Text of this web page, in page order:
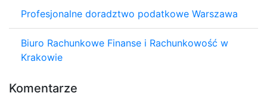
Profesjonalne doradztwo podatkowe Warszawa
Biuro Rachunkowe Finanse i Rachunkowość w
Krakowie
Komentarze